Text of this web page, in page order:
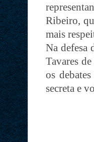
Ribeiro,
mais
Na defesa
Tavares
os
secreta e